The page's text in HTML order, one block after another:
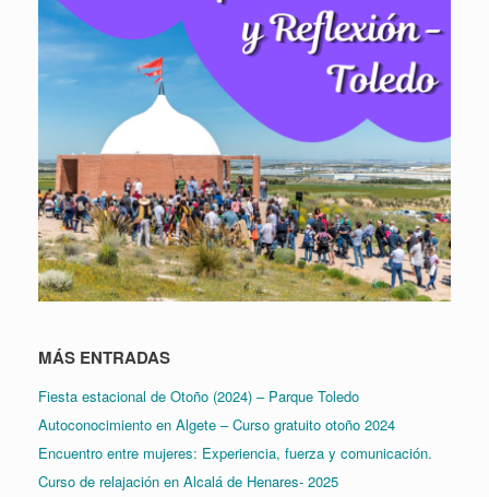
MÁS ENTRADAS
Fiesta estacional de Otoño (2024) – Parque Toledo
Autoconocimiento en Algete – Curso gratuito otoño 2024
Encuentro entre mujeres: Experiencia, fuerza y comunicación.
Curso de relajación en Alcalá de Henares- 2025